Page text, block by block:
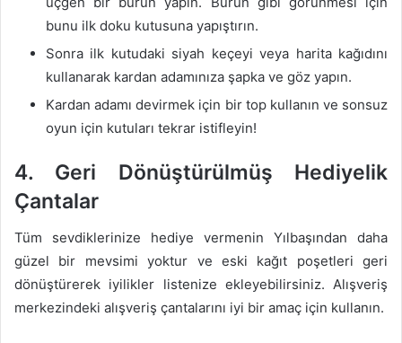
bunu ilk doku kutusuna yapıştırın.
Sonra ilk kutudaki siyah keçeyi veya harita kağıdını
kullanarak kardan adamınıza şapka ve göz yapın.
Kardan adamı devirmek için bir top kullanın ve sonsuz
oyun için kutuları tekrar istifleyin!
4. Geri Dönüştürülmüş Hediyelik
Çantalar
Tüm sevdiklerinize hediye vermenin Yılbaşından daha
güzel bir mevsimi yoktur ve eski kağıt poşetleri geri
dönüştürerek iyilikler listenize ekleyebilirsiniz. Alışveriş
merkezindeki alışveriş çantalarını iyi bir amaç için kullanın.